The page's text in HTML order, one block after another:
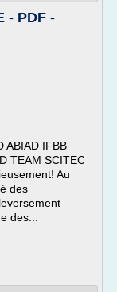
- PDF -
ABIAD IFBB
TEAM SCITEC
Au
des
des...